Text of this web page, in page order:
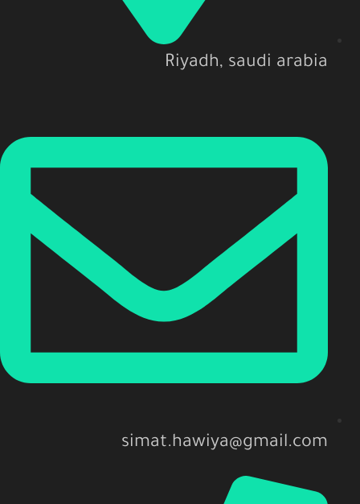
Riyadh, saudi arabia
simat.hawiya@gmail.com